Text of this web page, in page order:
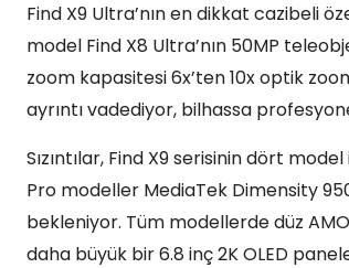
Find X9 Ultra’nın en dikkat cazibeli
model Find X8 Ultra’nın 50MP
zoom kapasitesi 6x’ten 10x optik
ayrıntı vadediyor, bilhassa
Sızıntılar, Find X9 serisinin dört
Pro modeller MediaTek Dimensity
bekleniyor. Tüm modellerde düz
daha büyük bir 6.8 inç 2K OLED